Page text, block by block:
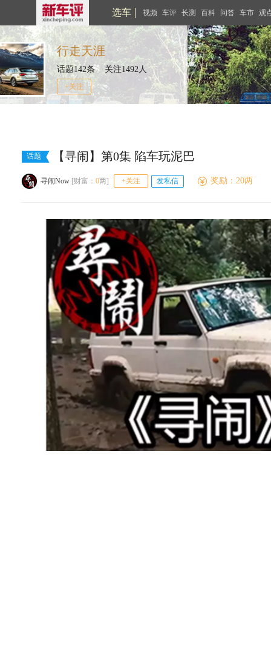
选车 视频 车评 长测 百科 问答 车市 观
行走天涯
话题142条 关注1492人
+关注
话题 【寻闹】第0集 陷车玩泥巴
寻闹Now [财富： 0两] +关注 发私信 奖励：20两